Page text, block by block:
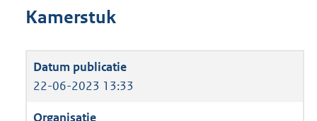
Kamerstuk
22-06-2023 13:33